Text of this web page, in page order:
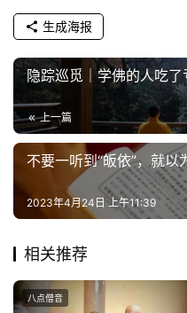
佛
教
艺
术
政
策
法
免
责
生成海报
隐踪巡觅｜学佛的人吃了
上一篇
不要一听到“皈依”，就以
2023年4月24日 上午11:39
相关推荐
八点僧音